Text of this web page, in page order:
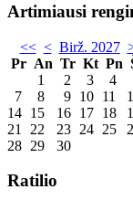
Artimiausi
<< < Birž. 2027
Pr An Tr Kt Pn
1
2 3 4
7
8 9 10 11
14 15 16 17 18
21
22 23 24 25
28 29 30
Ratilio